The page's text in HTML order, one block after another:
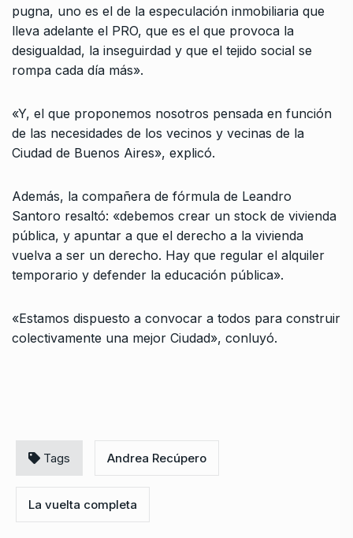
pugna, uno es el de la especulación inmobiliaria que
lleva adelante el PRO, que es el que provoca la
desigualdad, la inseguirdad y que el tejido social se
rompa cada día más».
«Y, el que proponemos nosotros pensada en función
de las necesidades de los vecinos y vecinas de la
Ciudad de Buenos Aires», explicó.
Además, la compañera de fórmula de Leandro
Santoro resaltó: «debemos crear un stock de vivienda
pública, y apuntar a que el derecho a la vivienda
vuelva a ser un derecho. Hay que regular el alquiler
temporario y defender la educación pública».
«Estamos dispuesto a convocar a todos para construir
colectivamente una mejor Ciudad», conluyó.
Tags Andrea Recúpero
La vuelta completa